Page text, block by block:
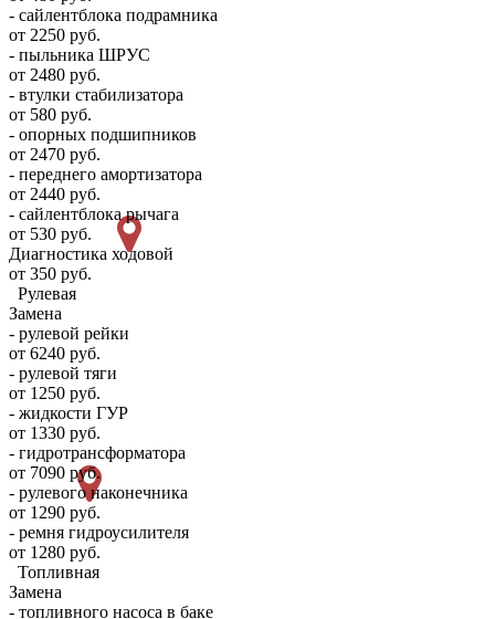
- сайлентблока подрамника
от 2250 руб.
- пыльника ШРУС
от 2480 руб.
- втулки стабилизатора
от 580 руб.
- опорных подшипников
от 2470 руб.
- переднего амортизатора
от 2440 руб.
- сайлентблока рычага
от 530 руб.
Диагностика ходовой
от 350 руб.
Рулевая
Замена
- рулевой рейки
от 6240 руб.
- рулевой тяги
от 1250 руб.
- жидкости ГУР
от 1330 руб.
- гидротрансформатора
от 7090 руб.
- рулевого наконечника
от 1290 руб.
- ремня гидроусилителя
от 1280 руб.
Топливная
Замена
- топливного насоса в баке